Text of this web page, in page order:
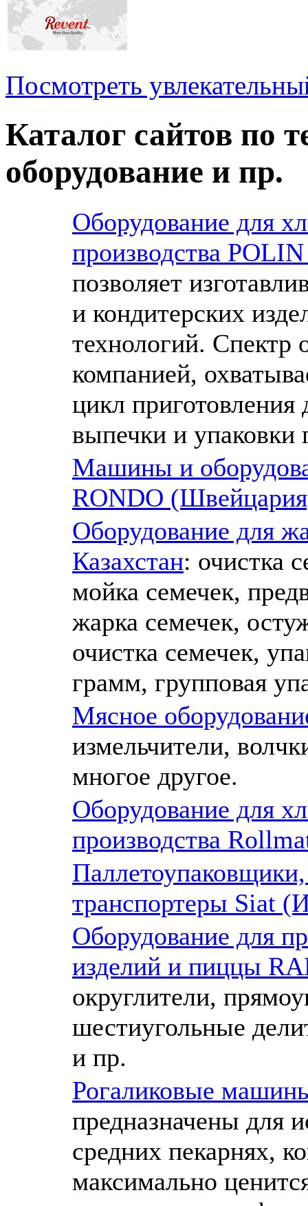
Посмотреть
Каталог сайтов по
оборудование и пр.
Оборудование для
производства
позволяет
и кондитерских
технологий. Спектр
компанией,
цикл
выпечки и упаковки
Машины и
RONDO
Оборудование для
Казахстан: очистка
мойка семечек,
жарка семечек,
очистка семечек,
грамм, групповая
Мясное
измельчители,
многое другое.
Оборудование для
производства
транспортеры Siat
Оборудование для
изделий и пиццы
округлители,
шестиугольные
и пр.
Рогаликовые
предназначены для
средних пекарнях,
максимально